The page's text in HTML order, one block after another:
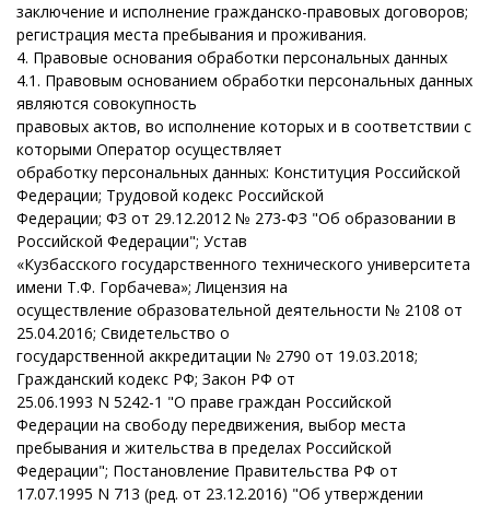
заключение и исполнение гражданско-правовых договоров;
регистрация места пребывания и проживания.
4. Правовые основания обработки персональных данных
4.1. Правовым основанием обработки персональных данных
являются совокупность
правовых актов, во исполнение которых и в соответствии с
которыми Оператор осуществляет
обработку персональных данных: Конституция Российской
Федерации; Трудовой кодекс Российской
Федерации; ФЗ от 29.12.2012 № 273-ФЗ "Об образовании в
Российской Федерации"; Устав
«Кузбасского государственного технического университета
имени Т.Ф. Горбачева»; Лицензия на
осуществление образовательной деятельности № 2108 от
25.04.2016; Свидетельство о
государственной аккредитации № 2790 от 19.03.2018;
Гражданский кодекс РФ; Закон РФ от
25.06.1993 N 5242-1 "О праве граждан Российской
Федерации на свободу передвижения, выбор места
пребывания и жительства в пределах Российской
Федерации"; Постановление Правительства РФ от
17.07.1995 N 713 (ред. от 23.12.2016) "Об утверждении